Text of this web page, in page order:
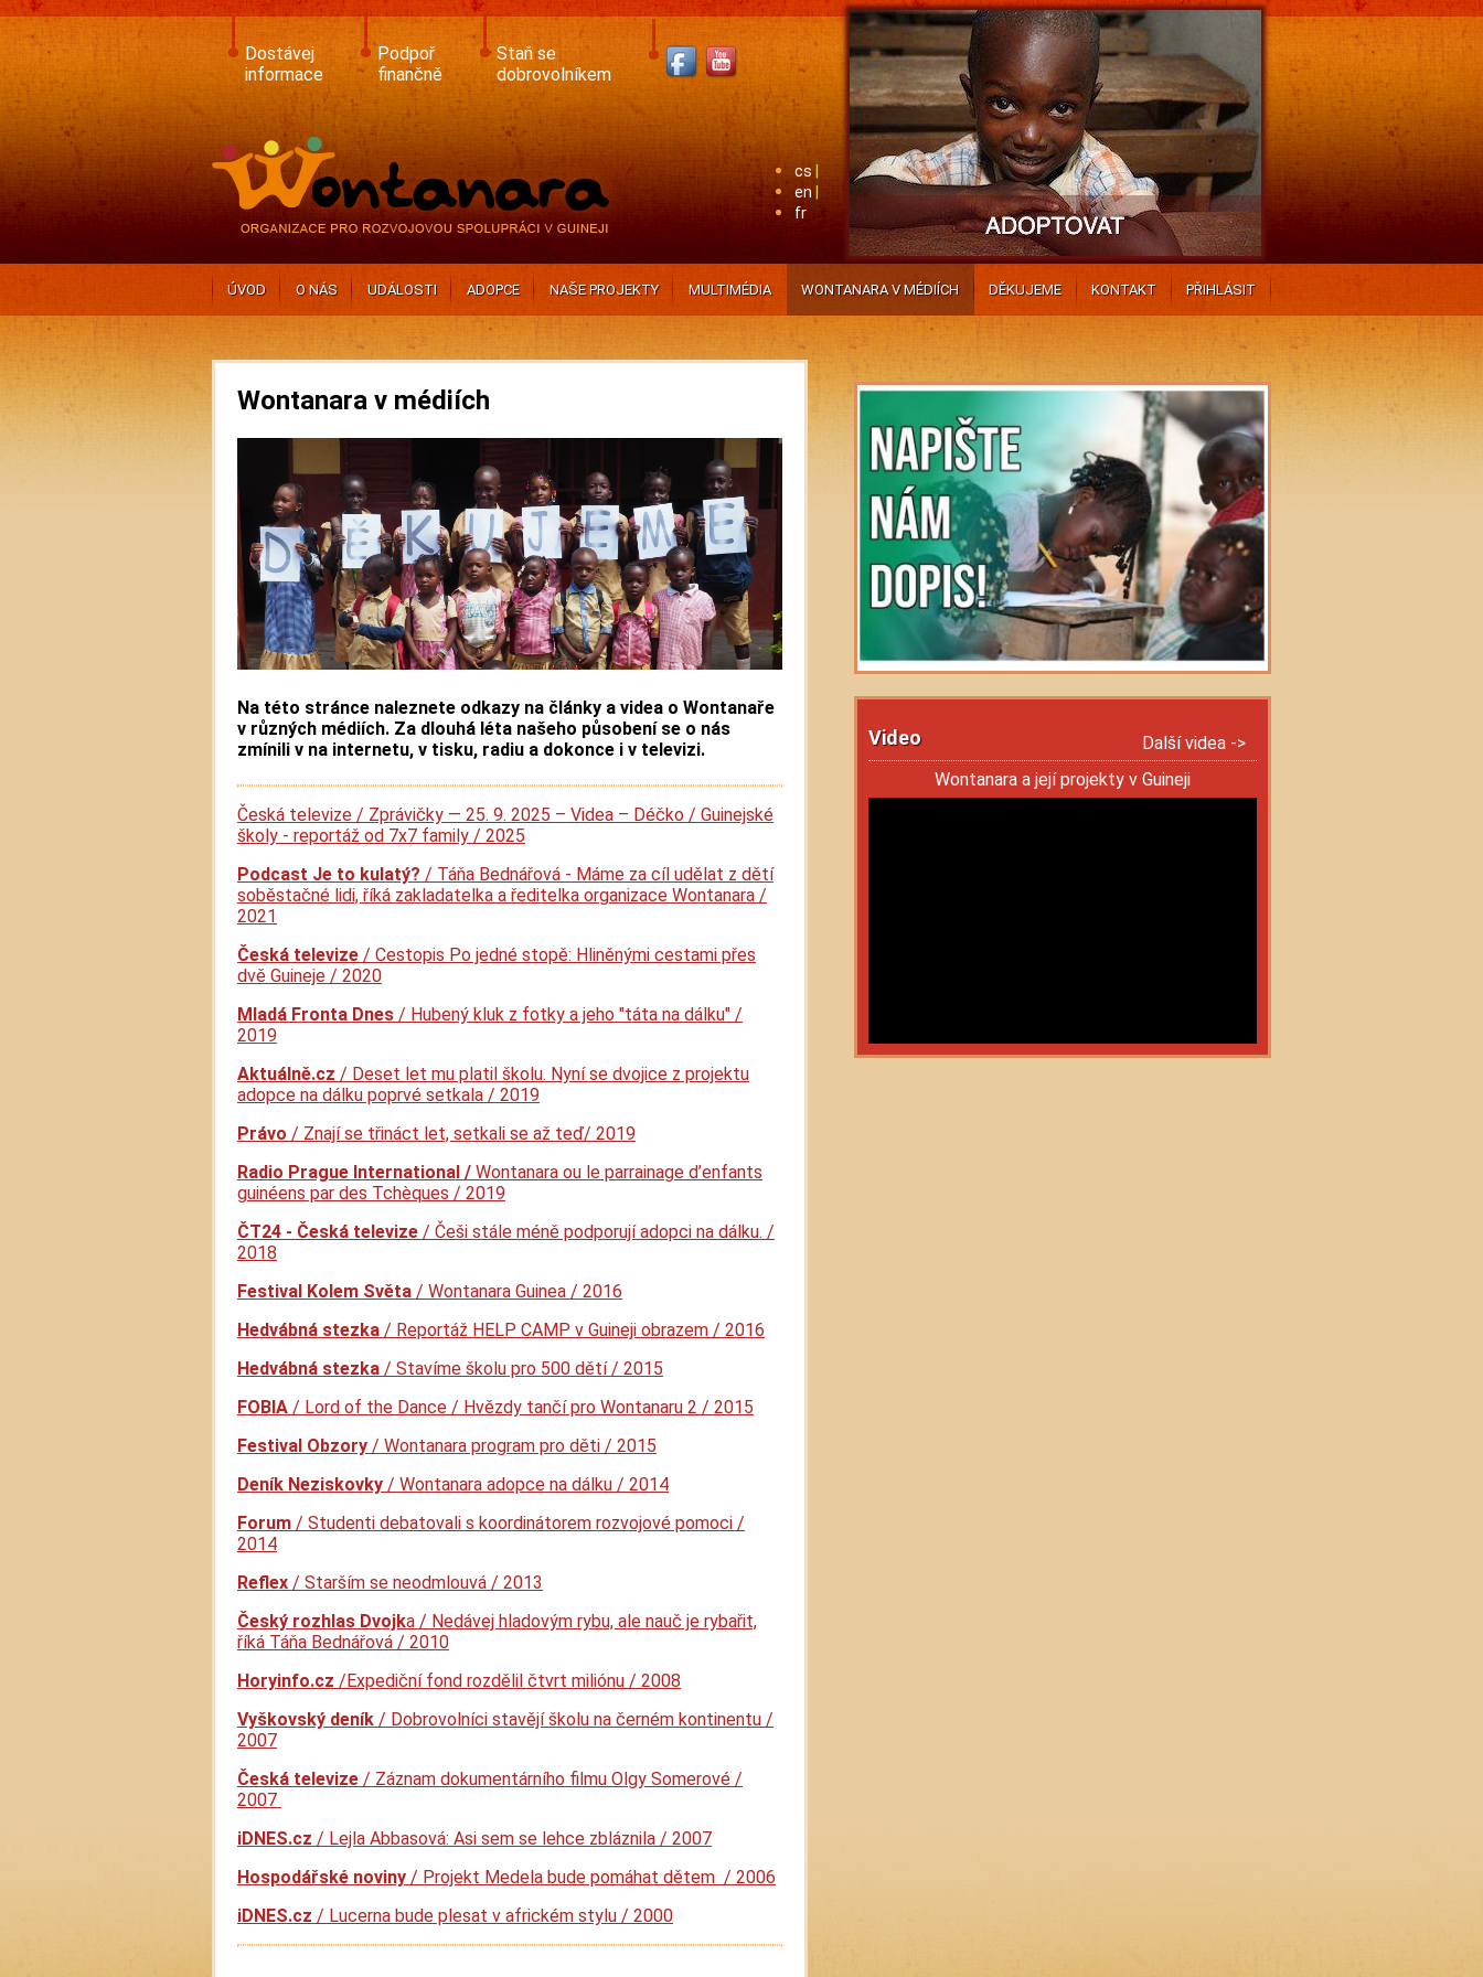
Skip
to
content
Dostávej
informace
Podpoř
finančně
Staň se
dobrovolníkem
cs
en
fr
ÚVOD O NÁS UDÁLOSTI ADOPCE NAŠE PROJEKTY MULTIMÉDIA WONTANARA V MÉDIÍCH DĚKUJEME KONTAKT PŘIHLÁSIT
Wontanara v médiích
Na této stránce naleznete odkazy na články a videa o Wontanaře
v různých médiích. Za dlouhá léta našeho působení se o nás
zmínili v na internetu, v tisku, radiu a dokonce i v televizi.
Česká televize / Zprávičky — 25. 9. 2025 – Videa – Déčko / Guinejské
školy - reportáž od 7x7 family / 2025
Podcast Je to kulatý? / Táňa Bednářová - Máme za cíl udělat z dětí
soběstačné lidi, říká zakladatelka a ředitelka organizace Wontanara /
2021
Česká televize / Cestopis Po jedné stopě: Hliněnými cestami přes
dvě Guineje / 2020
Mladá Fronta Dnes / Hubený kluk z fotky a jeho "táta na dálku" /
2019
Aktuálně.cz / Deset let mu platil školu. Nyní se dvojice z projektu
adopce na dálku poprvé setkala / 2019
Právo / Znají se třináct let, setkali se až teď/ 2019
Radio Prague International / Wontanara ou le parrainage d’enfants
guinéens par des Tchèques / 2019
ČT24 - Česká televize / Češi stále méně podporují adopci na dálku. /
2018
Festival Kolem Světa / Wontanara Guinea / 2016
Hedvábná stezka / Reportáž HELP CAMP v Guineji obrazem / 2016
Hedvábná stezka / Stavíme školu pro 500 dětí / 2015
FOBIA / Lord of the Dance / Hvězdy tančí pro Wontanaru 2 / 2015
Festival Obzory / Wontanara program pro děti / 2015
Deník Neziskovky / Wontanara adopce na dálku / 2014
Forum / Studenti debatovali s koordinátorem rozvojové pomoci /
2014
Reflex / Starším se neodmlouvá / 2013
Český rozhlas Dvojka / Nedávej hladovým rybu, ale nauč je rybařit,
říká Táňa Bednářová / 2010
Horyinfo.cz /Expediční fond rozdělil čtvrt miliónu / 2008
Vyškovský deník / Dobrovolníci stavějí školu na černém kontinentu /
2007
Česká televize / Záznam dokumentárního filmu Olgy Somerové /
2007
iDNES.cz / Lejla Abbasová: Asi sem se lehce zbláznila / 2007
Hospodářské noviny / Projekt Medela bude pomáhat dětem / 2006
iDNES.cz / Lucerna bude plesat v africkém stylu / 2000
Video
Další videa ->
Wontanara a její projekty v Guineji